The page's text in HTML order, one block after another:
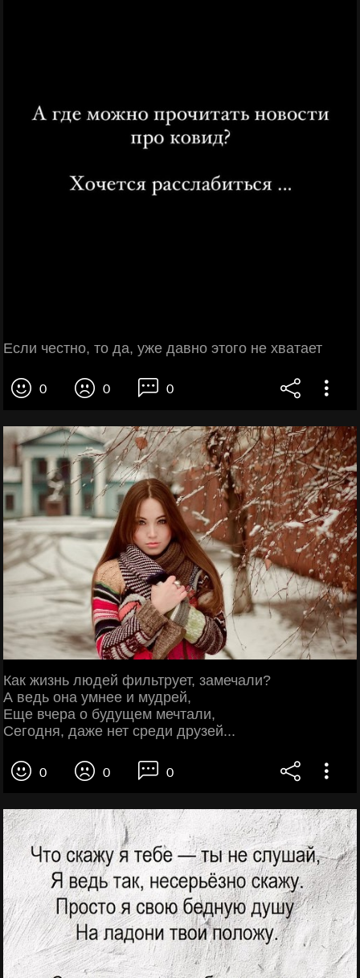
Если честно, то да, уже давно этого не хватает
0 0 0
Как жизнь людей фильтрует, замечали?
А ведь она умнее и мудрей,
Еще вчера о будущем мечтали,
Сегодня, даже нет среди друзей...
0 0 0